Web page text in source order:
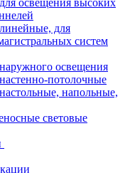
освещения высоких
для
систем
освещения
потолочные
напольные,
световые